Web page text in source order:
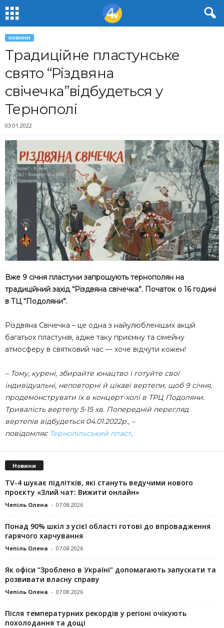
НОВИНИ
Традиційне пластунське
свято “Різдвяна
свічечка”відбудеться у
Тернополі
03.01.2022
Вже 9 січня пластуни запрошують тернополян на
традиційний захід “Різдвяна свічечка”. Початок о 16 годині
в ТЦ “Подоляни”.
Різдвяна Свічечка – це одна з найулюбленіших акцій
багатьох пластунів, адже таку приємну та сімейну
атмосферу в святковий час — хоче відчути кожен!
– Тому, курені, збирайте юнацтво і готуйте свої
індивідуальні, неповторні й цікаві вертепи, щоб 9 січня,
продемонструвати їх в концерт-холі в ТРЦ Подоляни.
Тривалість вертепу 5-15 хв. Попередній перегляд
вертепів відбудеться 04.01.2022р., –
повідомляє Тернопільський пласт.
Новини
TV-4 шукає підлітків, які стануть ведучими нового
проєкту «Злий чат: Вижити онлайн»
Чепіль Олена - 07.08.2026
Понад 90% шкіл з усієї області готові до впровадження
гарячого харчування
Чепіль Олена - 07.08.2026
Як офіси “Зроблено в Україні” допомагають запускaти та
розвивати власну справу
Чепіль Олена - 07.08.2026
Після температурних рекордів у регіоні очікують
похолодання та дощі